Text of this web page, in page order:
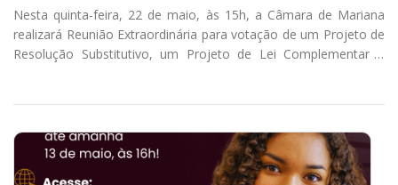
Nesta quinta-feira, 22 de maio, às 15h, a Câmara de Mariana
realizará Reunião Extraordinária para votação de um Projeto de
Resolução Substitutivo, um Projeto de Lei Complementar e